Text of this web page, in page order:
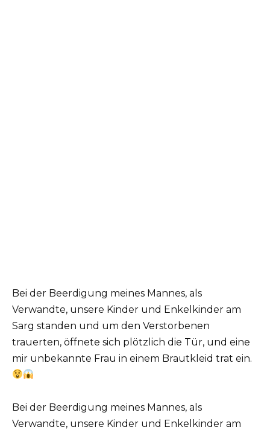
Bei der Beerdigung meines Mannes, als
Verwandte, unsere Kinder und Enkelkinder am
Sarg standen und um den Verstorbenen
trauerten, öffnete sich plötzlich die Tür, und eine
mir unbekannte Frau in einem Brautkleid trat ein.
Bei der Beerdigung meines Mannes, als
Verwandte, unsere Kinder und Enkelkinder am